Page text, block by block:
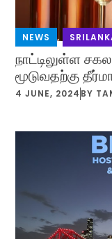
NEWS ,
நாட்டிலுள்ள
மூடுவதற்கு
4 JUNE, 2024 BY